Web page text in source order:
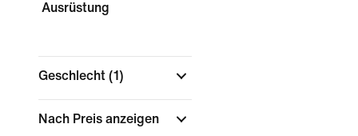
Ausrüstung
Geschlecht (1)
Nach Preis anzeigen